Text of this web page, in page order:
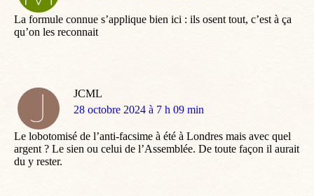
La formule connue s’applique bien ici : ils osent tout, c’est à ça
qu’on les reconnait
JCML
dit
28 octobre 2024 à 7 h 09 min
Le lobotomisé de l’anti-facsime à été à Londres mais avec quel
argent ? Le sien ou celui de l’Assemblée. De toute façon il aurait
du y rester.